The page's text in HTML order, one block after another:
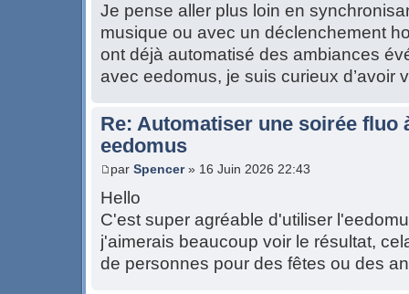
Je pense aller plus loin en
musique ou avec un déclenchement
ont déjà automatisé des ambiances
avec eedomus, je suis curieux d’avoir
Re: Automatiser une soirée fluo
eedomus
par Spencer» 16 Juin 2026 22:43
Hello
C'est super agréable d'utiliser
j'aimerais beaucoup voir le résultat,
de personnes pour des fêtes ou des